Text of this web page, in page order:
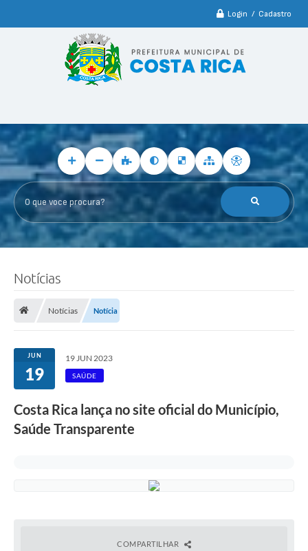
Login / Cadastro
O que voce procura?
Notícias
Notícias Notícia
JUN
19
19 JUN 2023
SAÚDE
Costa Rica lança no site oficial do Município,
Saúde Transparente
COMPARTILHAR